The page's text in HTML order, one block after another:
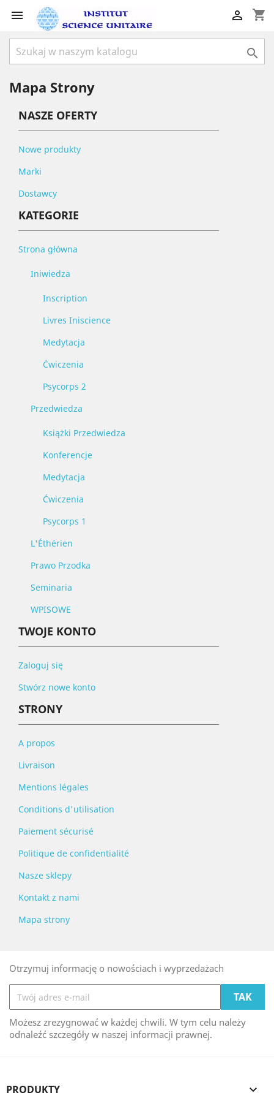
 shopping_cart


Mapa Strony
NASZE OFERTY
Nowe produkty
Marki
Dostawcy
KATEGORIE
Strona główna
Iniwiedza
Inscription
Livres Iniscience
Medytacja
Ćwiczenia
Psycorps 2
Przedwiedza
Książki Przedwiedza
Konferencje
Medytacja
Ćwiczenia
Psycorps 1
L'Éthérien
Prawo Przodka
Seminaria
WPISOWE
TWOJE KONTO
Zaloguj się
Stwórz nowe konto
STRONY
A propos
Livraison
Mentions légales
Conditions d'utilisation
Paiement sécurisé
Politique de confidentialité
Nasze sklepy
Kontakt z nami
Mapa strony
Otrzymuj informację o nowościach i wyprzedażach
Możesz zrezygnować w każdej chwili. W tym celu należy
odnaleźć szczegóły w naszej informacji prawnej.
PRODUKTY 